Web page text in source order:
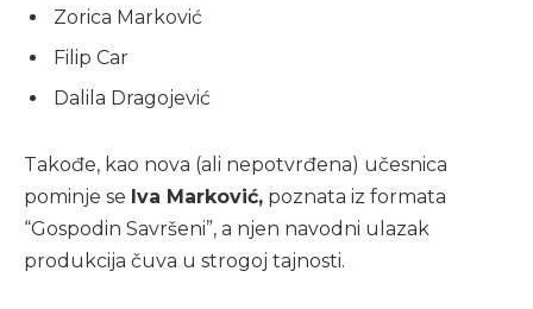
Zorica Marković
Filip Car
Dalila Dragojević
Takođe, kao nova (ali nepotvrđena) učesnica
pominje se Iva Marković, poznata iz formata
“Gospodin Savršeni”, a njen navodni ulazak
produkcija čuva u strogoj tajnosti.